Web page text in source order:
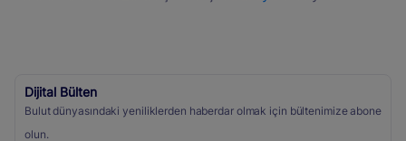
Dijital Bülten
Bulut dünyasındaki yeniliklerden haberdar olmak için bültenimize abone
olun.